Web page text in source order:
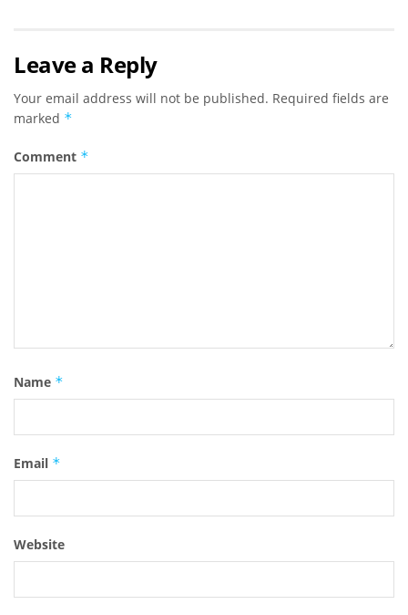
Leave a Reply
Your email address will not be published. Required fields are
marked *
Comment *
Name *
Email *
Website